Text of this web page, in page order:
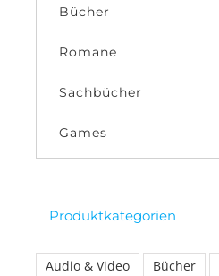
Bücher
Romane
Sachbücher
Games
Produktkategorien
Audio & Video Bücher